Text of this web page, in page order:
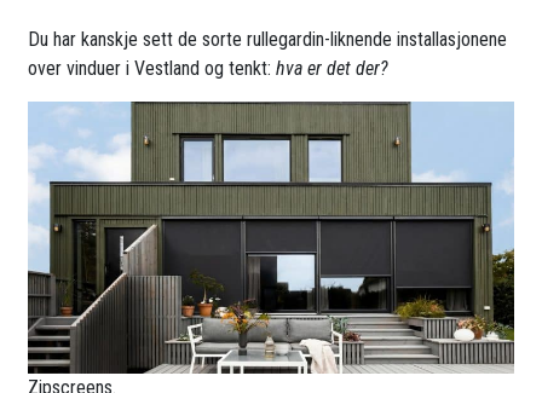
Du har kanskje sett de sorte rullegardin-liknende installasjonene
over vinduer i Vestland og tenkt:hva er det der?
Zipscreens.